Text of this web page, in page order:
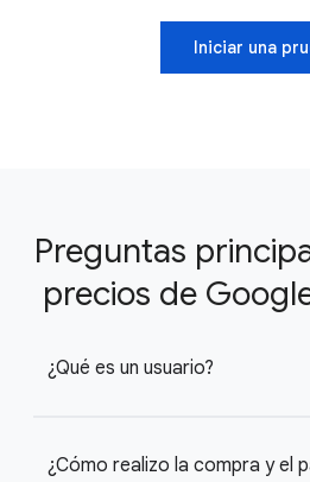
Iniciar una
Preguntas
precios de
¿Qué es un usuario?
¿Cómo realizo la compra y el